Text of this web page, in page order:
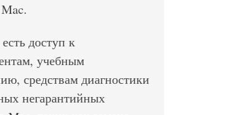
доступ к
учебным
средствам диагностики
негарантийных